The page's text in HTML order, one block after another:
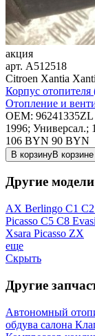
акция
арт. A512518
Citroen Xantia
Корпус
Отопление и
OEM: 96241335ZL
1996;
106 BYN 90 BYN
В корзинуВ корзине
Другие
AX Berlingo C1 C2
Picasso C5 C8
Xsara Picasso ZX
еще
Скрыть
Другие
Автономный
обдува салона